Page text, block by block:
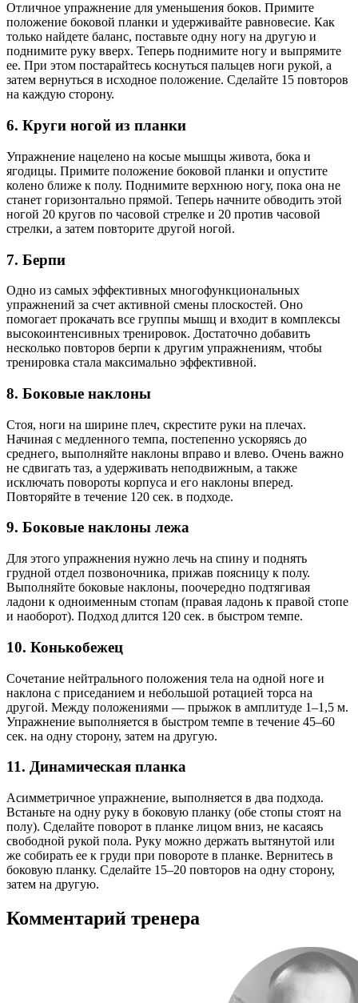
Отличное упражнение для уменьшения боков. Примите
положение боковой планки и удерживайте равновесие. Как
только найдете баланс, поставьте одну ногу на другую и
поднимите руку вверх. Теперь поднимите ногу и выпрямите
ее. При этом постарайтесь коснуться пальцев ноги рукой, а
затем вернуться в исходное положение. Сделайте 15 повторов
на каждую сторону.
6. Круги ногой из планки
Упражнение нацелено на косые мышцы живота, бока и
ягодицы. Примите положение боковой планки и опустите
колено ближе к полу. Поднимите верхнюю ногу, пока она не
станет горизонтально прямой. Теперь начните обводить этой
ногой 20 кругов по часовой стрелке и 20 против часовой
стрелки, а затем повторите другой ногой.
7. Берпи
Одно из самых эффективных многофункциональных
упражнений за счет активной смены плоскостей. Оно
помогает прокачать все группы мышц и входит в комплексы
высокоинтенсивных тренировок. Достаточно добавить
несколько повторов берпи к другим упражнениям, чтобы
тренировка стала максимально эффективной.
8. Боковые наклоны
Стоя, ноги на ширине плеч, скрестите руки на плечах.
Начиная с медленного темпа, постепенно ускоряясь до
среднего, выполняйте наклоны вправо и влево. Очень важно
не сдвигать таз, а удерживать неподвижным, а также
исключать повороты корпуса и его наклоны вперед.
Повторяйте в течение 120 сек. в подходе.
9. Боковые наклоны лежа
Для этого упражнения нужно лечь на спину и поднять
грудной отдел позвоночника, прижав поясницу к полу.
Выполняйте боковые наклоны, поочередно подтягивая
ладони к одноименным стопам (правая ладонь к правой стопе
и наоборот). Подход длится 120 сек. в быстром темпе.
10. Конькобежец
Сочетание нейтрального положения тела на одной ноге и
наклона с приседанием и небольшой ротацией торса на
другой. Между положениями — прыжок в амплитуде 1–1,5 м.
Упражнение выполняется в быстром темпе в течение 45–60
сек. на одну сторону, затем на другую.
11. Динамическая планка
Асимметричное упражнение, выполняется в два подхода.
Встаньте на одну руку в боковую планку (обе стопы стоят на
полу). Сделайте поворот в планке лицом вниз, не касаясь
свободной рукой пола. Руку можно держать вытянутой или
же собирать ее к груди при повороте в планке. Вернитесь в
боковую планку. Сделайте 15–20 повторов на одну сторону,
затем на другую.
Комментарий тренера